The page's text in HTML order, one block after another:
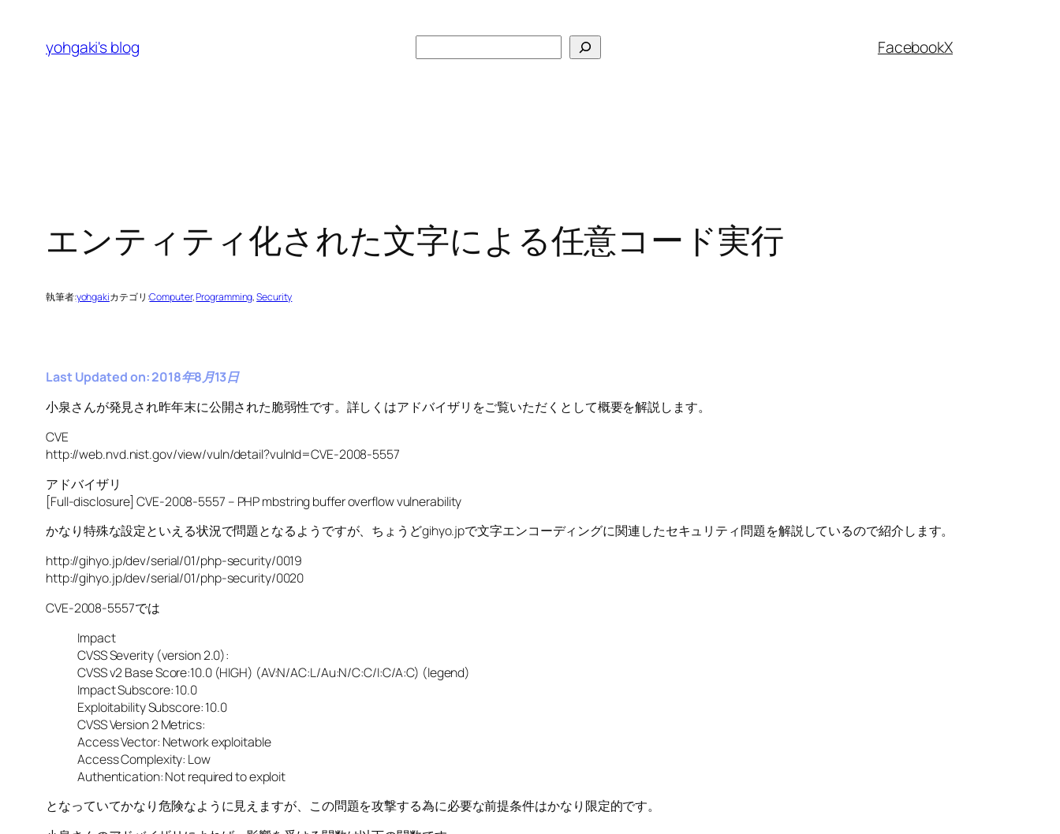
yohgaki's blog
索
FacebookX
エンティティ化された文字による任意コード実行
執筆者:yohgakiカテゴリ:Computer, Programming, Security
Last Updated on: 2018年8月13日
小泉さんが発見され昨年末に公開された脆弱性です。詳しくはアドバイザリをご覧いただくとして概要を解説します。
CVE
http://web.nvd.nist.gov/view/vuln/detail?vulnId=CVE-2008-5557
アドバイザリ
[Full-disclosure] CVE-2008-5557 – PHP mbstring buffer overflow vulnerability
かなり特殊な設定といえる状況で問題となるようですが、ちょうどgihyo.jpで文字エンコーディングに関連したセキュリティ問題を解説しているので紹介します。
http://gihyo.jp/dev/serial/01/php-security/0019
http://gihyo.jp/dev/serial/01/php-security/0020
CVE-2008-5557では
Impact
CVSS Severity (version 2.0):
CVSS v2 Base Score:10.0 (HIGH) (AV:N/AC:L/Au:N/C:C/I:C/A:C) (legend)
Impact Subscore: 10.0
Exploitability Subscore: 10.0
CVSS Version 2 Metrics:
Access Vector: Network exploitable
Access Complexity: Low
Authentication: Not required to exploit
となっていてかなり危険なように見えますが、この問題を攻撃する為に必要な前提条件はかなり限定的です。